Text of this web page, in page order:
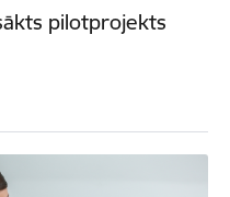
pilotprojekts